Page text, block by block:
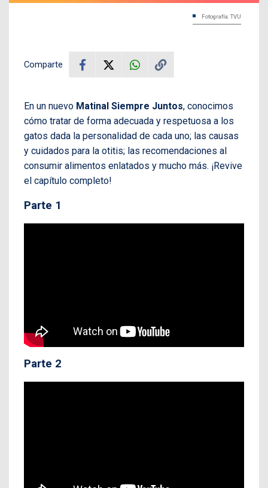
Fotografía: TVU
Comparte
En un nuevo Matinal Siempre Juntos, conocimos
cómo tratar de forma adecuada y respetuosa a los
gatos dada la personalidad de cada uno; las causas
y cuidados para la otitis; las recomendaciones al
consumir alimentos enlatados y mucho más. ¡Revive
el capítulo completo!
Parte 1
Parte 2